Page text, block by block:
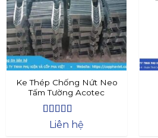
Ke Thép Chống Nứt Neo
Tấm Tường Acotec
Được xếp
Liên hệ